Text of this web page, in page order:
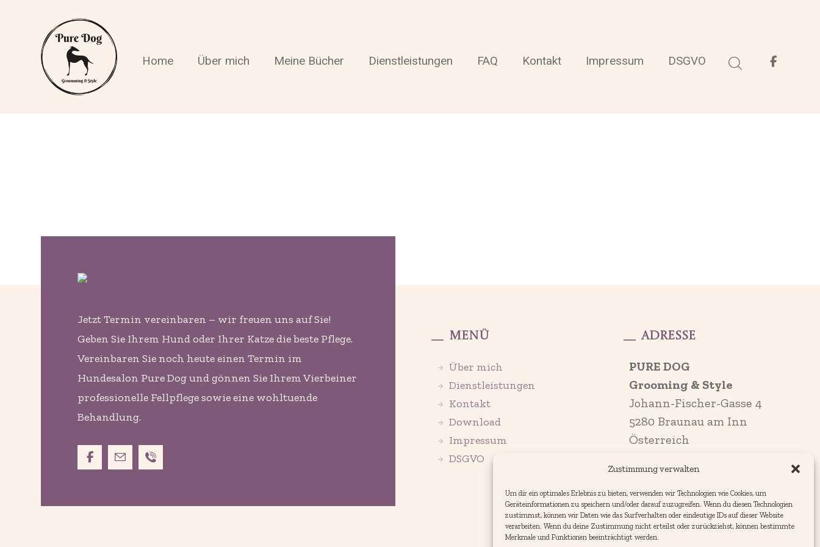
Zustimmung verwalten
Um dir ein optimales Erlebnis zu bieten, verwenden wir Technologien wie Cookies, um
Geräteinformationen zu speichern und/oder darauf zuzugreifen. Wenn du diesen Technologien
zustimmst, können wir Daten wie das Surfverhalten oder eindeutige IDs auf dieser Website
verarbeiten. Wenn du deine Zustimmung nicht erteilst oder zurückziehst, können bestimmte
Merkmale und Funktionen beeinträchtigt werden.
Home Über mich Meine Bücher Dienstleistungen FAQ Kontakt Impressum DSGVO
Jetzt Termin vereinbaren – wir freuen uns auf Sie!
Geben Sie Ihrem Hund oder Ihrer Katze die beste Pflege.
Vereinbaren Sie noch heute einen Termin im
Hundesalon Pure Dog und gönnen Sie Ihrem Vierbeiner
professionelle Fellpflege sowie eine wohltuende
Behandlung.
Menü
Über mich
Dienstleistungen
Kontakt
Download
Impressum
DSGVO
Adresse
PURE DOG
Grooming & Style
Johann-Fischer-Gasse 4
5280 Braunau am Inn
Österreich